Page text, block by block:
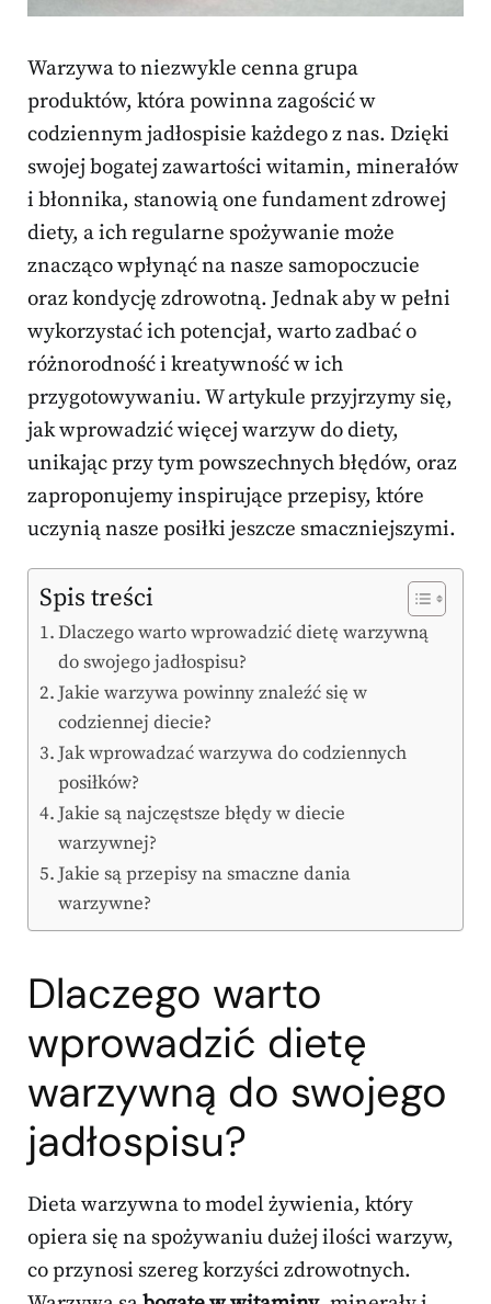
Warzywa to niezwykle cenna grupa
produktów, która powinna zagościć w
codziennym jadłospisie każdego z nas. Dzięki
swojej bogatej zawartości witamin, minerałów
i błonnika, stanowią one fundament zdrowej
diety, a ich regularne spożywanie może
znacząco wpłynąć na nasze samopoczucie
oraz kondycję zdrowotną. Jednak aby w pełni
wykorzystać ich potencjał, warto zadbać o
różnorodność i kreatywność w ich
przygotowywaniu. W artykule przyjrzymy się,
jak wprowadzić więcej warzyw do diety,
unikając przy tym powszechnych błędów, oraz
zaproponujemy inspirujące przepisy, które
uczynią nasze posiłki jeszcze smaczniejszymi.
Spis treści
Dlaczego warto wprowadzić dietę warzywną
do swojego jadłospisu?
Jakie warzywa powinny znaleźć się w
codziennej diecie?
Jak wprowadzać warzywa do codziennych
posiłków?
Jakie są najczęstsze błędy w diecie
warzywnej?
Jakie są przepisy na smaczne dania
warzywne?
Dlaczego warto
wprowadzić dietę
warzywną do swojego
jadłospisu?
Dieta warzywna to model żywienia, który
opiera się na spożywaniu dużej ilości warzyw,
co przynosi szereg korzyści zdrowotnych.